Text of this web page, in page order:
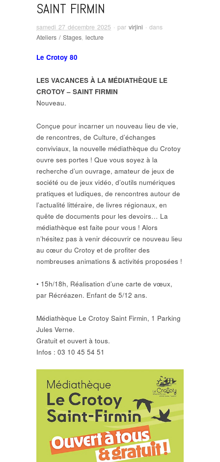
SAINT FIRMIN
samedi 27 décembre 2025 · par virjini · dans
Ateliers / Stages, lecture
Le Crotoy 80
LES VACANCES À LA MÉDIATHÈQUE LE
CROTOY – SAINT FIRMIN
Nouveau.
Conçue pour incarner un nouveau lieu de vie,
de rencontres, de Culture, d’échanges
conviviaux, la nouvelle médiathèque du Crotoy
ouvre ses portes ! Que vous soyez à la
recherche d’un ouvrage, amateur de jeux de
société ou de jeux vidéo, d’outils numériques
pratiques et ludiques, de rencontres autour de
l’actualité littéraire, de livres régionaux, en
quête de documents pour les devoirs… La
médiathèque est faite pour vous ! Alors
n’hésitez pas à venir découvrir ce nouveau lieu
au cœur du Crotoy et de profiter des
nombreuses animations & activités proposées !
• 15h/18h, Réalisation d’une carte de vœux,
par Récréazen. Enfant de 5/12 ans.
Médiathèque Le Crotoy Saint Firmin, 1 Parking
Jules Verne.
Gratuit et ouvert à tous.
Infos : 03 10 45 54 51